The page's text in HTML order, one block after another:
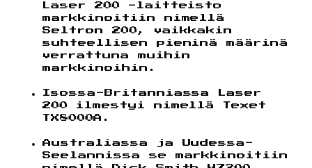
Laser 200 -laitteisto
markkinoitiin nimellä
Seltron 200, vaikkakin
suhteellisen pieninä määrinä
verrattuna muihin
markkinoihin.
Isossa-Britanniassa Laser
200 ilmestyi nimellä Texet
TX8000A.
Australiassa ja Uudessa-
Seelannissa se markkinoitiin